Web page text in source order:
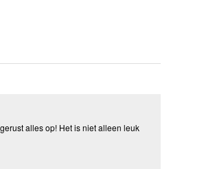
alles op! Het is niet alleen leuk